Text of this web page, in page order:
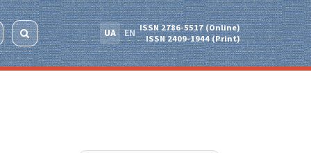
UA EN ISSN 2786-5517 (Online)
ISSN 2409-1944 (Print)